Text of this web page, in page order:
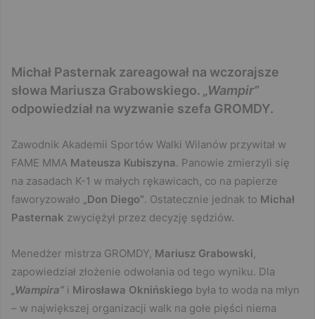
Michał Pasternak zareagował na wczorajsze
słowa Mariusza Grabowskiego. „Wampir”
odpowiedział na wyzwanie szefa GROMDY.
Zawodnik Akademii Sportów Walki Wilanów przywitał w
FAME MMA Mateusza Kubiszyna. Panowie zmierzyli się
na zasadach K-1 w małych rękawicach, co na papierze
faworyzowało
„Don Diego”. Ostatecznie jednak to Michał
Pasternak zwyciężył przez decyzję sędziów.
Menedżer mistrza GROMDY, Mariusz Grabowski,
zapowiedział złożenie odwołania od tego wyniku. Dla
„Wampira” i Mirosława Oknińskiego była to woda na młyn
– w największej organizacji walk na gołe pięści niema